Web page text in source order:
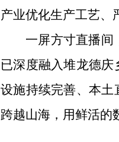
产业优化生产工艺、
一屏方寸直播间
已深度融入堆龙德
设施持续完善、本
跨越山海，用鲜活的